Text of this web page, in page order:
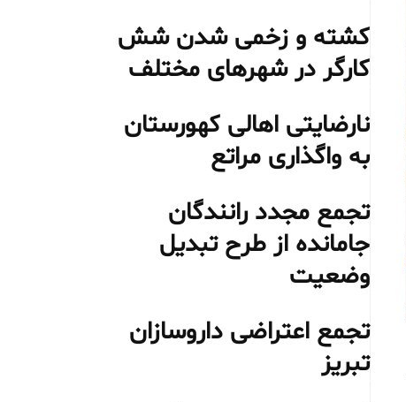
کشته و زخمی شدن شش
کارگر در شهرهای مختلف
نارضایتی اهالی کهورستان
به واگذاری مراتع
تجمع مجدد رانندگان
جامانده از طرح تبدیل
وضعیت
تجمع اعتراضی داروسازان
تبریز